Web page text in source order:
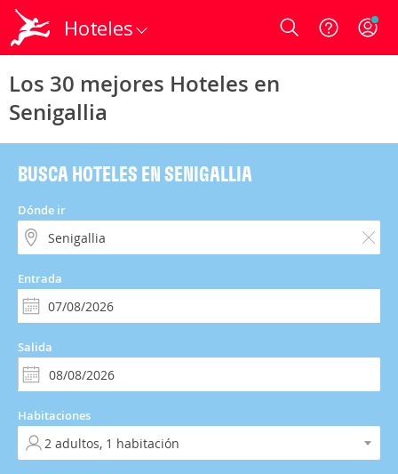
Hoteles Login
Los 30 mejores Hoteles en
Senigallia
BUSCA HOTELES EN SENIGALLIA
Dónde ir
Entrada
Salida
Habitaciones